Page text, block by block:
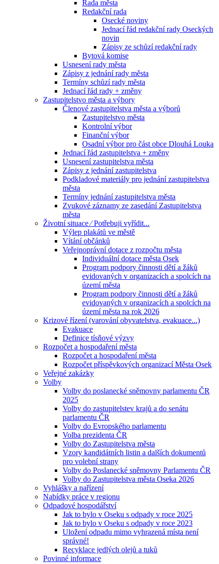
Rada města
Redakční rada
Osecké noviny
Jednací řád redakční rady Oseckých
novin
Zápisy ze schůzí redakční rady
Bytová komise
Usnesení rady města
Zápisy z jednání rady města
Termíny schůzí rady města
Jednací řád rady + změny
Zastupitelstvo města a výbory
Členové zastupitelstva města a výborů
Zastupitelstvo města
Kontrolní výbor
Finanční výbor
Osadní výbor pro část obce Dlouhá Louka
Jednací řád zastupitelstva + změny
Usnesení zastupitelstva města
Zápisy z jednání zastupitelstva
Podkladové materiály pro jednání zastupitelstva
města
Termíny jednání zastupitelstva města
Zvukové záznamy ze zasedání Zastupitelstva
města
Životní situace ⁄ Potřebuji vyřídit...
Výlep plakátů ve městě
Vítání občánků
Veřejnoprávní dotace z rozpočtu města
Individuální dotace města Osek
Program podpory činnosti dětí a žáků
evidovaných v organizacích a spolcích na
území města
Program podpory činnosti dětí a žáků
evidovaných v organizacích a spolcích na
území města na rok 2026
Krizové řízení (varování obyvatelstva, evakuace...)
Evakuace
Definice tísňové výzvy
Rozpočet a hospodaření města
Rozpočet a hospodaření města
Rozpočet příspěvkových organizací Města Osek
Veřejné zakázky
Volby
Volby do poslanecké sněmovny parlamentu ČR
2025
Volby do zastupitelstev krajů a do senátu
parlamentu ČR
Volby do Evropského parlamentu
Volba prezidenta ČR
Volby do Zastupitelstva města
Vzory kandidátních listin a dalších dokumentů
pro volební strany
Volby do Poslanecké sněmovny Parlamentu ČR
Volby do Zastupitelstva města Oseka 2026
Vyhlášky a nařízení
Nabídky práce v regionu
Odpadové hospodářství
Jak to bylo v Oseku s odpady v roce 2025
Jak to bylo v Oseku s odpady v roce 2023
Uložení odpadu mimo vyhrazená místa není
správné!
Recyklace jedlých olejů a tuků
Povinné informace